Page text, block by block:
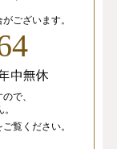
ございます。
で、
ご覧ください。